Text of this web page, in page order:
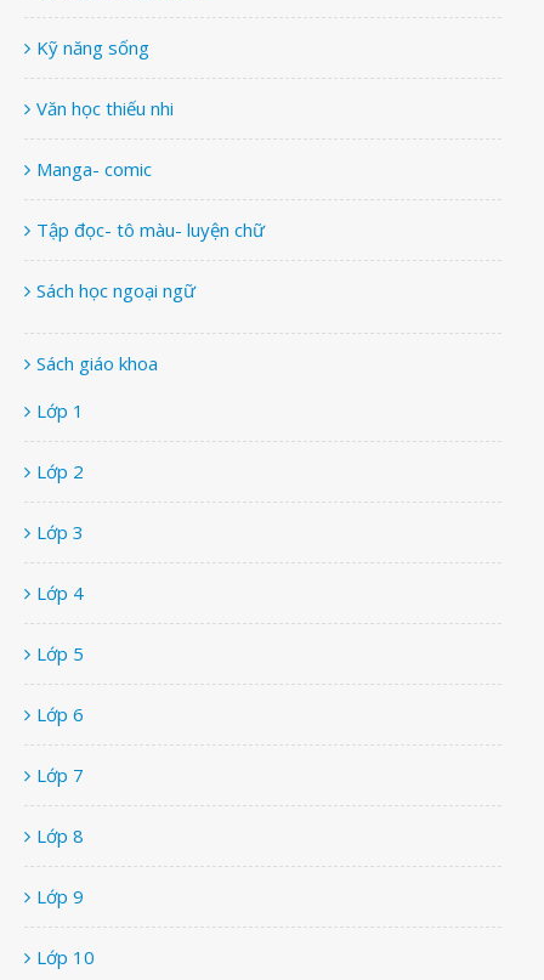
Kỹ năng sống
Văn học thiếu nhi
Manga- comic
Tập đọc- tô màu- luyện chữ
Sách học ngoại ngữ
Sách giáo khoa
Lớp 1
Lớp 2
Lớp 3
Lớp 4
Lớp 5
Lớp 6
Lớp 7
Lớp 8
Lớp 9
Lớp 10